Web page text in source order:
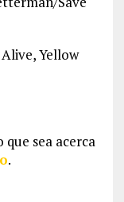
Yellow
sea acerca
.